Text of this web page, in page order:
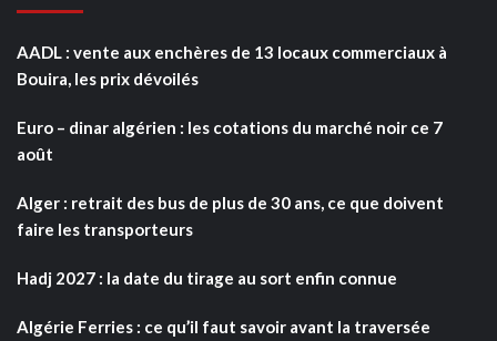
AADL : vente aux enchères de 13 locaux commerciaux à
Bouira, les prix dévoilés
Euro – dinar algérien : les cotations du marché noir ce 7
août
Alger : retrait des bus de plus de 30 ans, ce que doivent
faire les transporteurs
Hadj 2027 : la date du tirage au sort enfin connue
Algérie Ferries : ce qu’il faut savoir avant la traversée